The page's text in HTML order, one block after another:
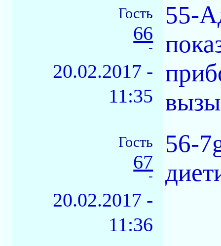
Гость
66
-
20.02.2017 -
11:35
55-
Гость
67
-
20.02.2017 -
11:36
56-